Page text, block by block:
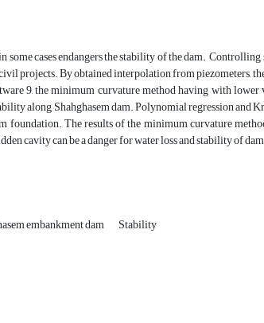
some cases endangers the stability of the dam.
projects. By obtained interpolation from piezometers,
9, the minimum curvature method having with
along Shahghasem dam. Polynomial regression
foundation. The results of the minimum curvature
cavity can be a danger for water loss and stability of
embankment dam Stability